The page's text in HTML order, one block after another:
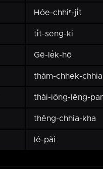
Hóe-chhiⁿ-ji̍t
ti̍t-seng-ki
Gē-le̍k-hō
thàm-chhek-chhia
thài-iông-lêng-
thêng-chhia-kha
lé-pài